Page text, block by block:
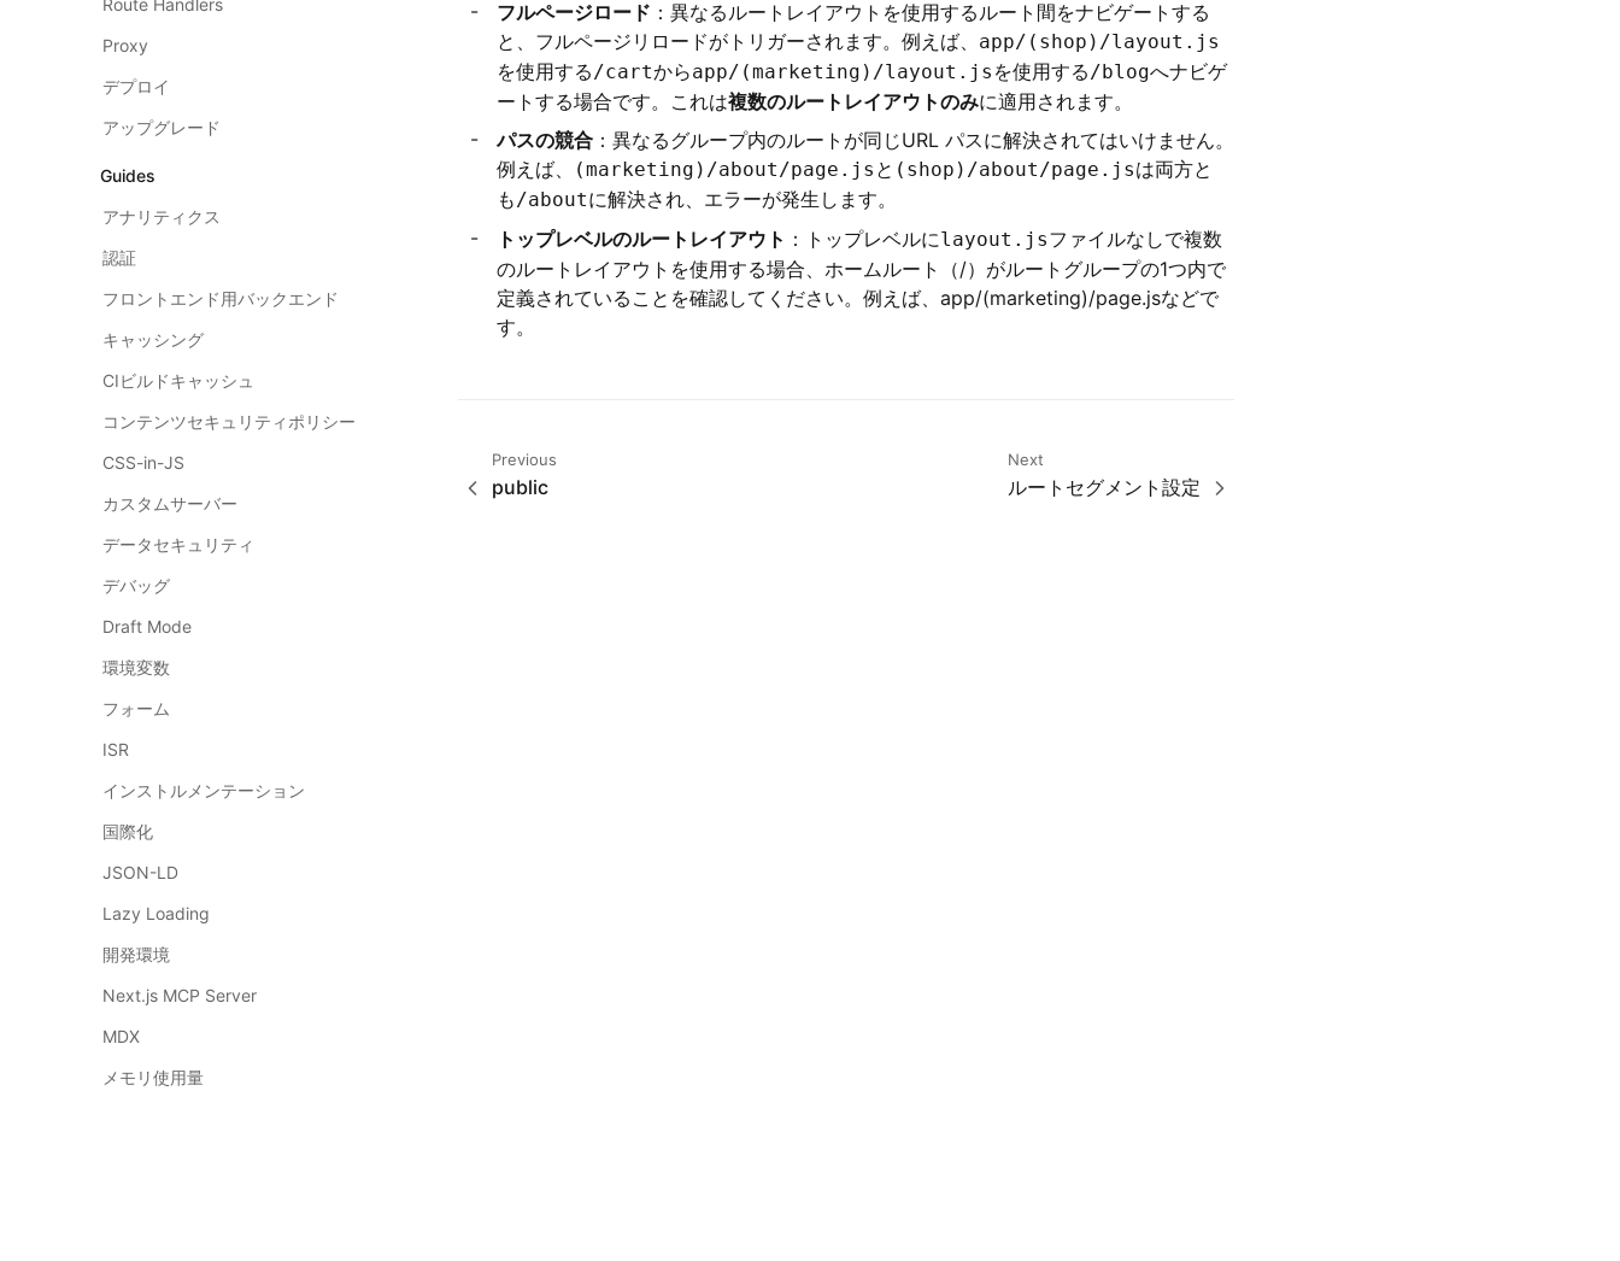
Route Handlers
Proxy
デプロイ
アップグレード
Guides
アナリティクス
認証
フロントエンド用バックエンド
キャッシング
CIビルドキャッシュ
コンテンツセキュリティポリシー
CSS-in-JS
カスタムサーバー
データセキュリティ
デバッグ
Draft Mode
環境変数
フォーム
ISR
インストルメンテーション
国際化
JSON-LD
Lazy Loading
開発環境
Next.js MCP Server
MDX
メモリ使用量
フルページロード ：異なるルートレイアウトを使用するルート間をナビゲートする
と、フルページリロードがトリガーされます。例えば、 app/(shop)/layout.js
を使用する /cartからapp/(marketing)/layout.js を使用する /blogへナビゲ
ートする場合です。これは複数のルートレイアウトのみに適用されます。
パスの競合 ：異なるグループ内のルートが同じURL パスに解決されてはいけません。
例えば、
(marketing)/about/page.js と (shop)/about/page.jsは両方と
も /aboutに解決され、エラーが発生します。
トップレベルのルートレイアウト ：トップレベルにlayout.jsファイルなしで複数
のルートレイアウトを使用する場合、ホームルート（/）がルートグループの1つ内で
定義されていることを確認してください。例えば、app/(marketing)/page.jsなどで
す。
Previous
public
Next
ルートセグメント設定